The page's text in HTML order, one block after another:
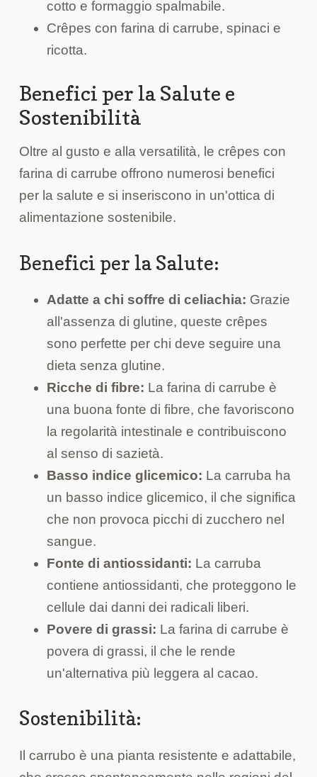
cotto e formaggio spalmabile.
Crêpes con farina di carrube, spinaci e
ricotta.
Benefici per la Salute e
Sostenibilità
Oltre al gusto e alla versatilità, le crêpes con
farina di carrube offrono numerosi benefici
per la salute e si inseriscono in un'ottica di
alimentazione sostenibile.
Benefici per la Salute:
Adatte a chi soffre di celiachia: Grazie
all'assenza di glutine, queste crêpes
sono perfette per chi deve seguire una
dieta senza glutine.
Ricche di fibre: La farina di carrube è
una buona fonte di fibre, che favoriscono
la regolarità intestinale e contribuiscono
al senso di sazietà.
Basso indice glicemico: La carruba ha
un basso indice glicemico, il che significa
che non provoca picchi di zucchero nel
sangue.
Fonte di antiossidanti: La carruba
contiene antiossidanti, che proteggono le
cellule dai danni dei radicali liberi.
Povere di grassi: La farina di carrube è
povera di grassi, il che le rende
un'alternativa più leggera al cacao.
Sostenibilità:
Il carrubo è una pianta resistente e adattabile,